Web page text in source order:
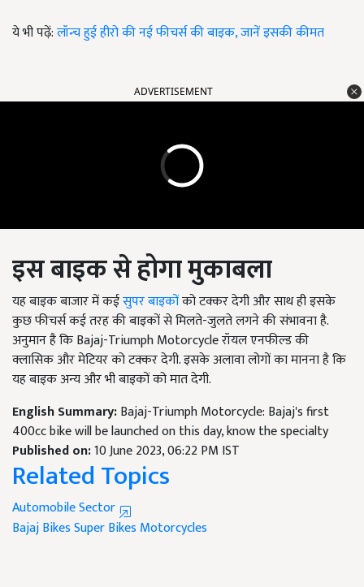
ये भी पढ़ें:लॉन्च हुई हीरो की नई फीचर्स की बाइक, जानें इसकी कीमत
ADVERTISEMENT
इस बाइक से होगा मुकाबला
यह बाइक बाजार में कईसुपर बाइकोंको टक्कर देगी और साथ ही इसके
कुछ फीचर्स कई तरह की बाइकों से मिलते-जुलते लगने की संभावना है.
अनुमान है कि Bajaj-Triumph Motorcycle रॉयल एनफील्ड की
क्लासिक और मेटियर को टक्कर देगी. इसके अलावा लोगों का मानना है कि
यह बाइक अन्य और भी बाइकों को मात देगी.
English Summary:Bajaj-Triumph Motorcycle: Bajaj's first
400cc bike will be launched on this day, know the specialty
Published on:10 June 2023, 06:22 PM IST
Related Topics
Automobile Sector
Bajaj BikesSuper Bikes Motorcycles